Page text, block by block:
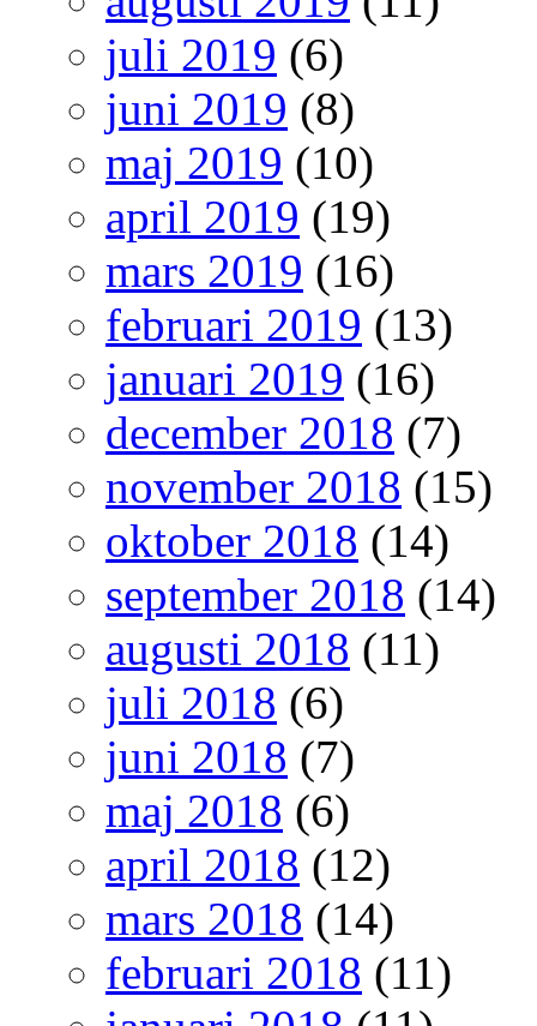
juli 2019 (6)
juni 2019 (8)
maj 2019 (10)
april 2019 (19)
mars 2019 (16)
februari 2019 (13)
januari 2019 (16)
december 2018 (7)
november 2018 (15)
oktober 2018 (14)
september 2018 (14)
augusti 2018 (11)
juli 2018 (6)
juni 2018 (7)
maj 2018 (6)
april 2018 (12)
mars 2018 (14)
februari 2018 (11)